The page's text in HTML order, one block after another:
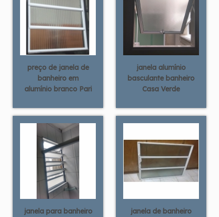
preço de janela de
banheiro em
alumínio branco Pari
janela alumínio
basculante banheiro
Casa Verde
janela para banheiro
janela de banheiro